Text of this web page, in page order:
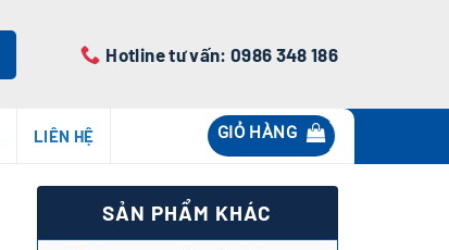
Hotline tư vấn: 0986 348 186
LIÊN HỆ GIỎ HÀNG
SẢN PHẨM KHÁC